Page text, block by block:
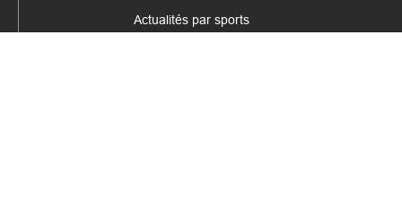
Actualités par sports